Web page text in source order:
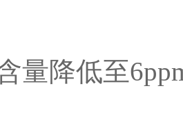
量降低至